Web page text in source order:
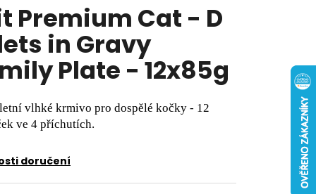
Premium Cat - D
in Gravy
Plate - 12x85g
vlhké krmivo pro dospělé kočky - 12
ve 4 příchutích.
doručení